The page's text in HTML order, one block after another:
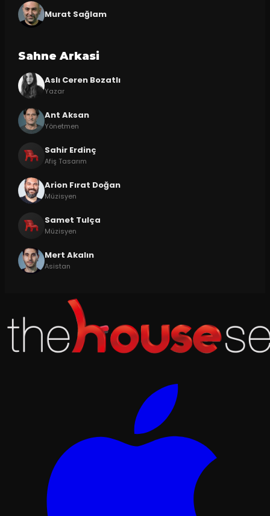
Murat Sağlam
Sahne Arkasi
Aslı Ceren Bozatlı
Yazar
Ant Aksan
Yönetmen
Sahir Erdinç
Afiş Tasarım
Arion Fırat Doğan
Müzisyen
Samet Tulça
Müzisyen
Mert Akalın
Asistan